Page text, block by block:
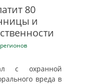
80
и
с охранной
вреда в